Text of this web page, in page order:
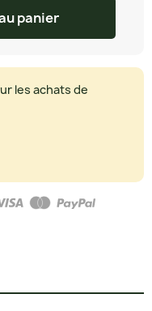
panier
les achats de